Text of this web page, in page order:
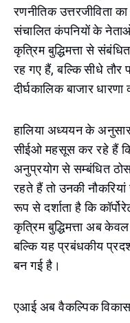
रणनीतिक उत्तरजीविता
संचालित कंपनियों के
कृत्रिम बुद्धिमत्ता से
रह गए हैं, बल्कि सीधे तौर
दीर्घकालिक बाजार
हालिया अध्ययन के
सीईओ महसूस कर रहे हैं
अनुप्रयोग से सम्बंधित
रहते हैं तो उनकी
रूप से दर्शाता है कि
कृत्रिम बुद्धिमत्ता अब
बल्कि यह प्रबंधकीय
बन गई है।
एआई अब वैकल्पिक